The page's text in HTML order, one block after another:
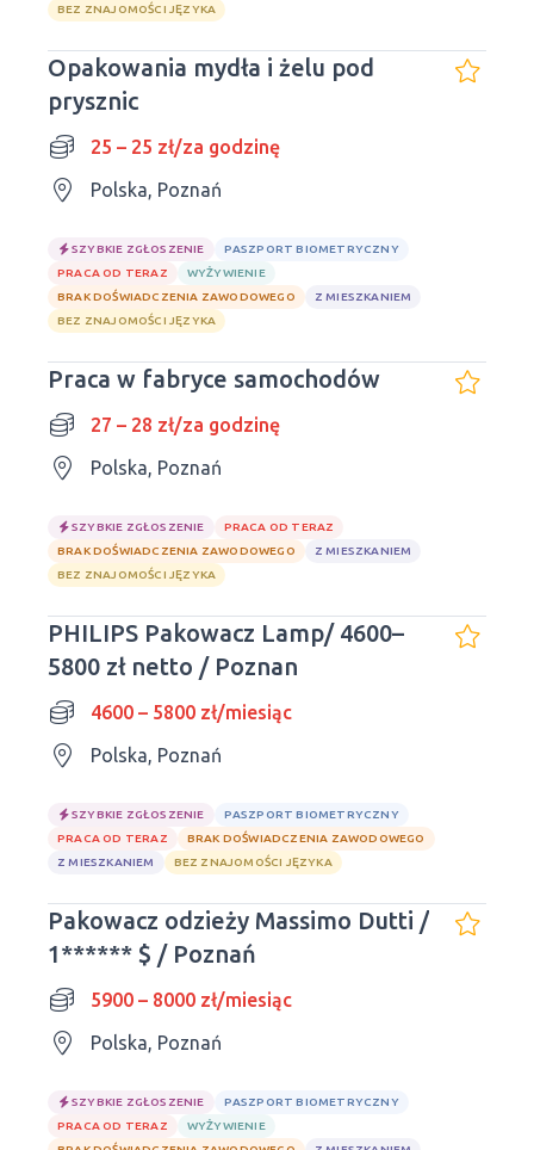
BEZ ZNAJOMOŚCI JĘZYKA
Opakowania mydła i żelu pod
prysznic
25 – 25 zł/za godzinę
Polska, Poznań
SZYBKIE ZGŁOSZENIE
PASZPORT BIOMETRYCZNY
PRACA OD TERAZ
WYŻYWIENIE
BRAK DOŚWIADCZENIA ZAWODOWEGO
Z MIESZKANIEM
BEZ ZNAJOMOŚCI JĘZYKA
Praca w fabryce samochodów
27 – 28 zł/za godzinę
Polska, Poznań
SZYBKIE ZGŁOSZENIE
PRACA OD TERAZ
BRAK DOŚWIADCZENIA ZAWODOWEGO
Z MIESZKANIEM
BEZ ZNAJOMOŚCI JĘZYKA
PHILIPS Pakowacz Lamp/ 4600–
5800 zł netto / Poznan
4600 – 5800 zł/miesiąc
Polska, Poznań
SZYBKIE ZGŁOSZENIE
PASZPORT BIOMETRYCZNY
PRACA OD TERAZ
BRAK DOŚWIADCZENIA ZAWODOWEGO
Z MIESZKANIEM
BEZ ZNAJOMOŚCI JĘZYKA
Pakowacz odzieży Massimo Dutti /
1****** $ / Poznań
5900 – 8000 zł/miesiąc
Polska, Poznań
SZYBKIE ZGŁOSZENIE
PASZPORT BIOMETRYCZNY
PRACA OD TERAZ
WYŻYWIENIE